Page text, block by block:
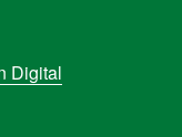
Digital